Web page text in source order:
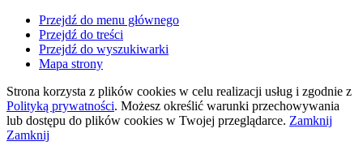
Przejdź do menu głównego
Przejdź do treści
Przejdź do wyszukiwarki
Mapa strony
Strona korzysta z plików cookies w celu realizacji usług i zgodnie z
Polityką prywatności. Możesz określić warunki przechowywania
lub dostępu do plików cookies w Twojej przeglądarce. Zamknij
Zamknij